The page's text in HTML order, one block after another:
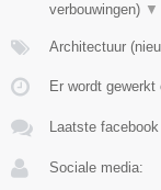
verbouwingen) ▼
Architectuur
Er wordt gewerkt
Laatste
Sociale media: